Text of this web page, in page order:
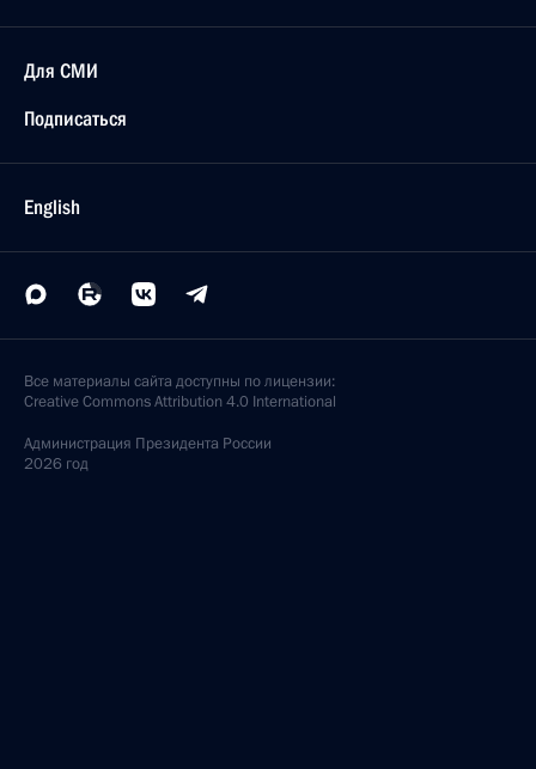
Для СМИ
Подписаться
English
Все материалы сайта доступны по лицензии:
Creative Commons Attribution 4.0 International
Администрация Президента России
2026 год